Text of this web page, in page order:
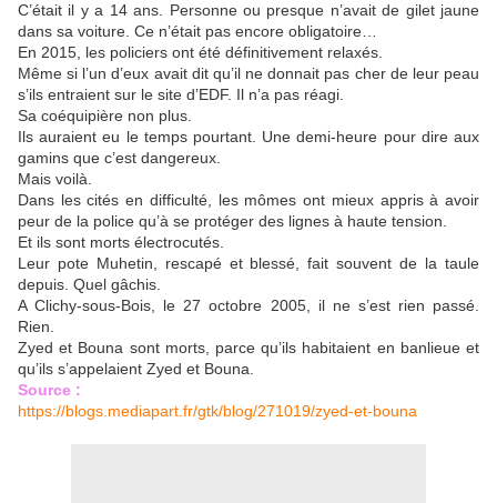
C’était il y a 14 ans. Personne ou presque n’avait de gilet jaune
dans sa voiture. Ce n’était pas encore obligatoire…
En 2015, les policiers ont été définitivement relaxés.
Même si l’un d’eux avait dit qu’il ne donnait pas cher de leur peau
s’ils entraient sur le site d’EDF. Il n’a pas réagi.
Sa coéquipière non plus.
Ils auraient eu le temps pourtant. Une demi-heure pour dire aux
gamins que c’est dangereux.
Mais voilà.
Dans les cités en difficulté, les mômes ont mieux appris à avoir
peur de la police qu’à se protéger des lignes à haute tension.
Et ils sont morts électrocutés.
Leur pote Muhetin, rescapé et blessé, fait souvent de la taule
depuis. Quel gâchis.
A Clichy-sous-Bois, le 27 octobre 2005, il ne s’est rien passé.
Rien.
Zyed et Bouna sont morts, parce qu’ils habitaient en banlieue et
qu’ils s’appelaient Zyed et Bouna.
Source :
https://blogs.mediapart.fr/gtk/blog/271019/zyed-et-bouna